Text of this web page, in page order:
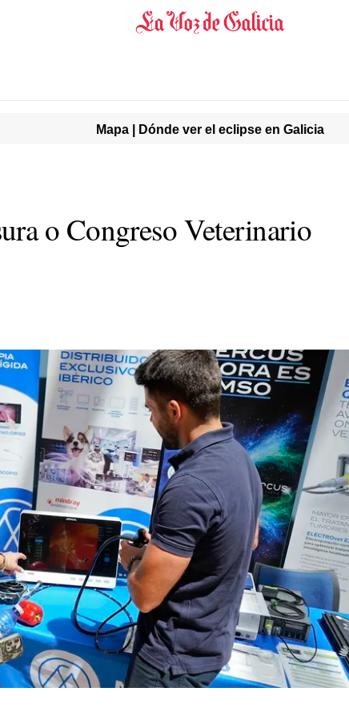
Mapa | Dónde ver el eclipse en Galicia
o Congreso Veterinario